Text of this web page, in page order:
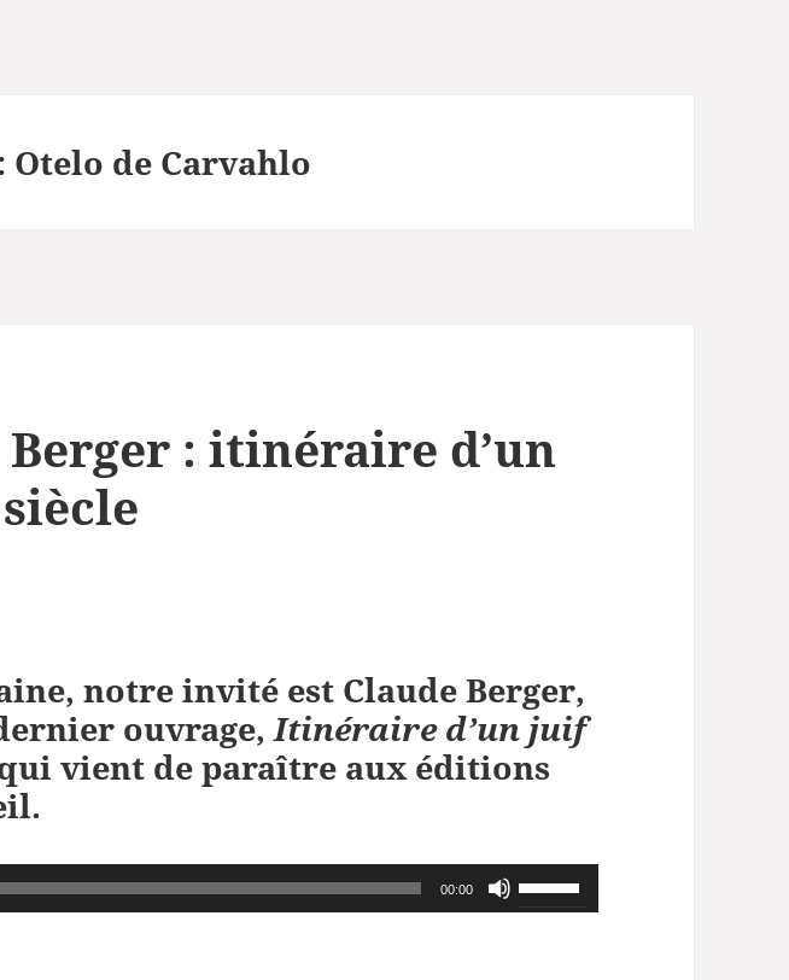
Otelo de Carvahlo
Berger : itinéraire d’un
notre invité est Claude Berger,
ouvrage,Itinéraire d’un juif
vient de paraître aux éditions
00:00
Utilisez
les